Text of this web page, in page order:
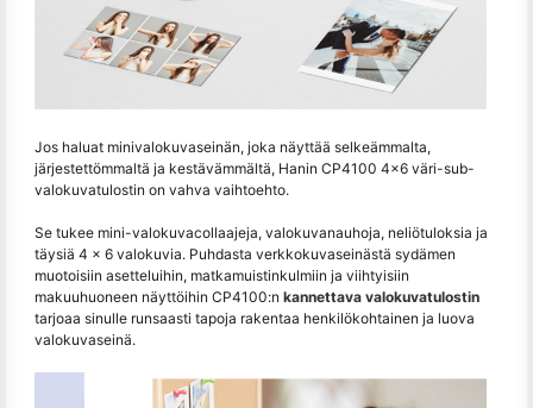
Jos haluat minivalokuvaseinän, joka näyttää selkeämmalta,
järjestettömmaltä ja kestävämmältä, Hanin CP4100 4×6 väri-sub-
valokuvatulostin on vahva vaihtoehto.
Se tukee mini-valokuvacollaajeja, valokuvanauhoja, neliötuloksia ja
täysiä 4 × 6 valokuvia. Puhdasta verkkokuvaseinästä sydämen
muotoisiin asetteluihin, matkamuistinkulmiin ja viihtyisiin
makuuhuoneen näyttöihin CP4100:n kannettava valokuvatulostin
tarjoaa sinulle runsaasti tapoja rakentaa henkilökohtainen ja luova
valokuvaseinä.